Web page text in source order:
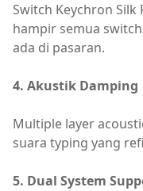
Switch Keychron
hampir semua
ada di pasaran.
4. Akustik Damping
Multiple layer
suara typing yang
5. Dual System